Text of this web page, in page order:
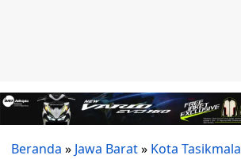
Beranda » Jawa Barat» Kota